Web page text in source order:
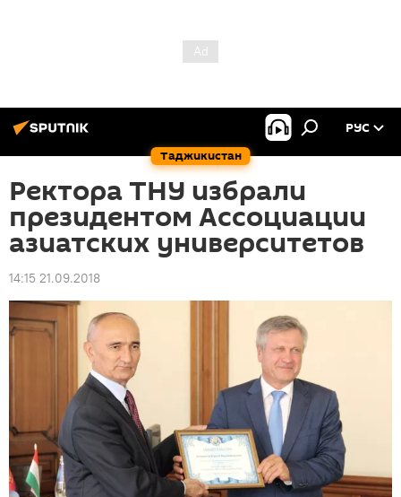
Таджикистан
РУС
Ректора ТНУ избрали
президентом Ассоциации
азиатских университетов
14:15 21.09.2018